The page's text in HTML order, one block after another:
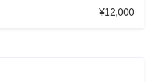
¥12,000